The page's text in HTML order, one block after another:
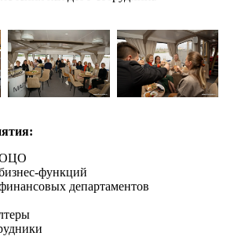
ОЦО
функций
департаментов